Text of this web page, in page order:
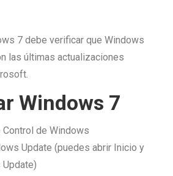
7 debe verificar que Windows
las últimas actualizaciones
Windows 7
de Windows
Update (puedes abrir Inicio y